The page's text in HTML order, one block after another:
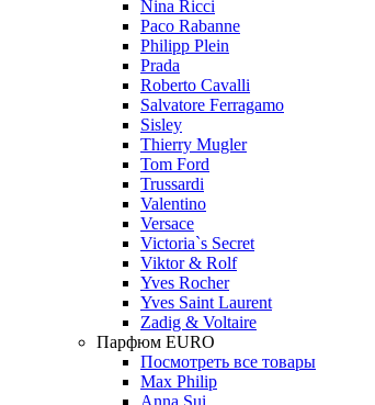
Nina Ricci
Paco Rabanne
Philipp Plein
Prada
Roberto Cavalli
Salvatore Ferragamo
Sisley
Thierry Mugler
Tom Ford
Trussardi
Valentino
Versace
Victoria`s Secret
Viktor & Rolf
Yves Rocher
Yves Saint Laurent
Zadig & Voltaire
Парфюм EURO
Посмотреть все товары
Max Philip
Anna Sui